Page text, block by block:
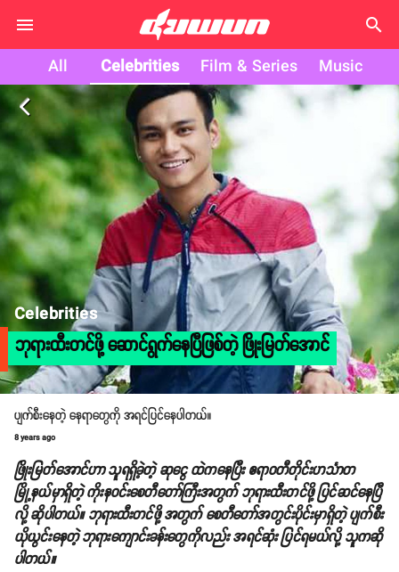
search
All Celebrities Film & Series Music
arrow_back_ios
Celebrities
ဘုရားထီးတင်ဖို့ ဆောင်ရွက်နေပြီဖြစ်တဲ့ ဖြိုးမြတ်အောင်
ပျက်စီးနေတဲ့ နေရာတွေကို အရင်ပြင်နေပါတယ်။
8 years ago
ဖြိုးမြတ်အောင်ဟာ သူရရှိခဲ့တဲ့ ဆုငွေ ထဲကနေပြီး ဧရာဝတီတိုင်းဟင်္သာတ
မြို့နယ်မှာရှိတဲ့ ကိုးနဝင်းစေတီတော်ကြီးအတွက် ဘုရားထီးတင်ဖို့ ပြင်ဆင်နေပြီ
လို့ ဆိုပါတယ်။ ဘုရားထီးတင်ဖို့ အတွက် စေတီတော်အတွင်းပိုင်းမှာရှိတဲ့ ပျက်စီး
ယိုယွင်းနေတဲ့ ဘုရားကျောင်းခန်းတွေကိုလည်း အရင်ဆုံး ပြင်ရမယ်လို့ သူကဆို
ပါတယ်။